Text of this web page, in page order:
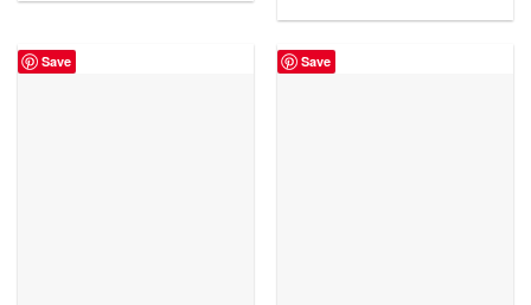
Save Save